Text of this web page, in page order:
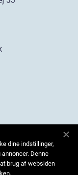
dine indstillinger,
Denne
brug af websiden